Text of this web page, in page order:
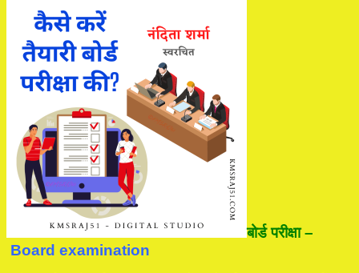
बोर्ड परीक्षा –
Board examination